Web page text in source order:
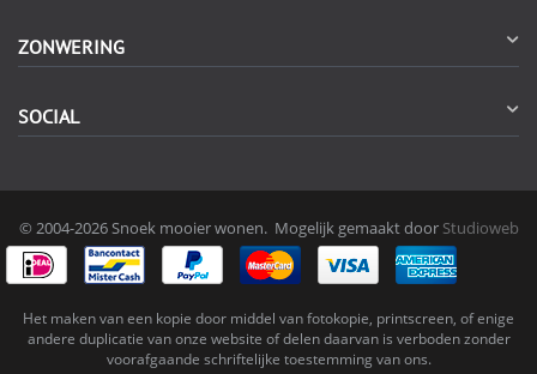
ZONWERING
SOCIAL
© 2004-2026 Snoek mooier wonen. Mogelijk gemaakt door Studioweb
Het maken van een kopie door middel van fotokopie, printscreen, of enige
andere duplicatie van onze website of delen daarvan is verboden zonder
voorafgaande schriftelijke toestemming van ons.